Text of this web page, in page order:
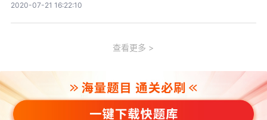
2020-07-21 16:22:10
查看更多